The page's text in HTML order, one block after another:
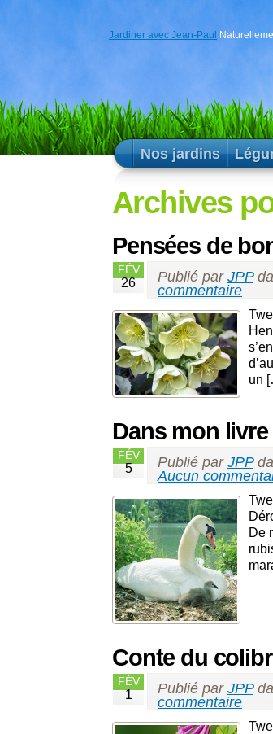
Jardiner avec Jean-Paul
Nos jardins
Archives
Pensées de
FÉV
26 Publié par JPP
commentaire
un
Dans mon livre
FÉV
5 Publié par JPP
Aucun
De
Conte du
FÉV
1 Publié par JPP
commentaire